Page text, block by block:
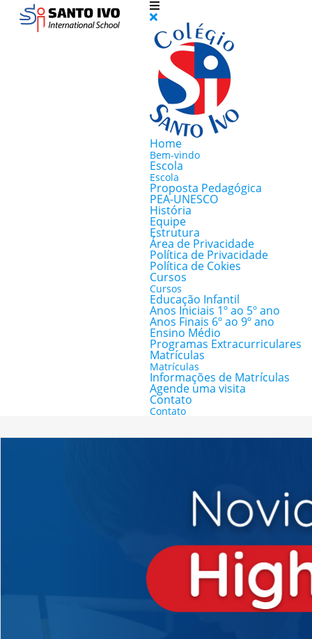
Home
Bem-vindo
Escola
Escola
Proposta Pedagógica
PEA-UNESCO
História
Equipe
Estrutura
Área de Privacidade
Política de Privacidade
Política de Cokies
Cursos
Cursos
Educação Infantil
Anos Iniciais 1º ao 5º ano
Anos Finais 6º ao 9º ano
Ensino Médio
Programas Extracurriculares
Matrículas
Matrículas
Informações de Matrículas
Agende uma visita
Contato
Contato